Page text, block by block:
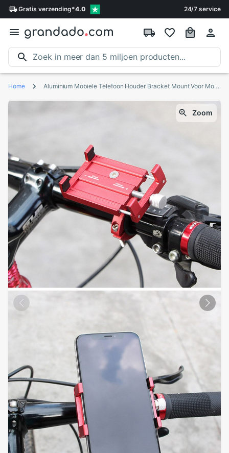
Gratis verzending*4.0 24/7 service
Home Aluminium Mobiele Telefoon Houder Bracket Mount Voor Motorfiets Mountain Fiets Mobiele Telefoon Beugel Voor Fiets #30
Zoom